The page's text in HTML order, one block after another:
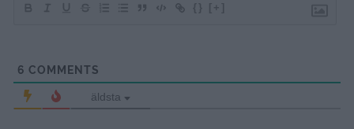
{} [+]
6 COMMENTS
äldsta